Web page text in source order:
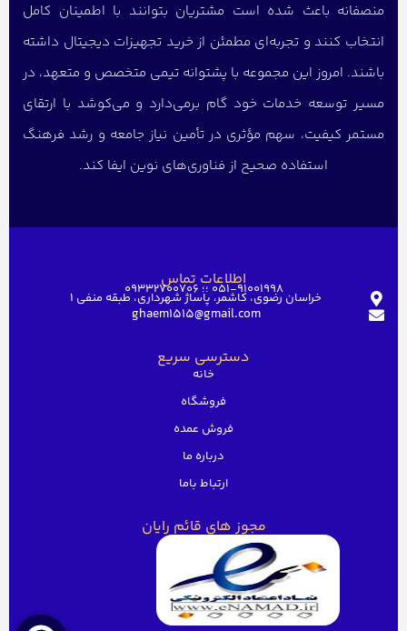
منصفانه باعث شده است مشتریان بتوانند با اطمینان کامل
انتخاب کنند و تجربه‌ای مطمئن از خرید تجهیزات دیجیتال داشته
باشند. امروز این مجموعه با پشتوانه تیمی متخصص و متعهد، در
مسیر توسعه خدمات خود گام برمی‌دارد و می‌کوشد با ارتقای
مستمر کیفیت، سهم مؤثری در تأمین نیاز جامعه و رشد فرهنگ
استفاده صحیح از فناوری‌های نوین ایفا کند.
اطلاعات تماس051-91001998 ؛؛ 09332700706
خراسان رضوی، کاشمر، پاساژ شهرداری، طبقه منفی ۱
ghaem1515@gmail.com
دسترسی سریع
خانه
فروشگاه
فروش عمده
درباره ما
ارتباط باما
مجوز های قائم رایان